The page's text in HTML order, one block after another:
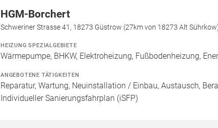
HGM-Borchert
Schweriner Strasse 41, 18273 Güstrow (27km von 18273 Alt
HEIZUNG SPEZIALGEBIETE
Wärmepumpe, BHKW, Elektroheizung, Fußbodenheizung,
ANGEBOTENE TÄTIGKEITEN
Reparatur, Wartung, Neuinstallation / Einbau, Austausch,
Individueller Sanierungsfahrplan (iSFP)